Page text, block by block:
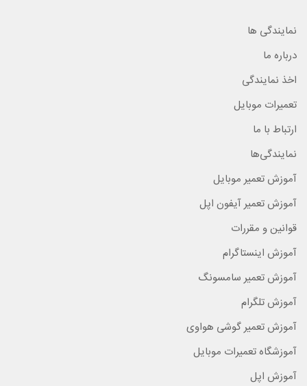
نمایندگی ها
درباره ما
اخذ نمایندگی
تعمیرات موبایل
ارتباط با ما
نمایندگی‌ها
آموزش تعمیر موبایل
آموزش تعمیر آیفون اپل
قوانین و مقررات
آموزش اینستاگرام
آموزش تعمیر سامسونگ
آموزش تلگرام
آموزش تعمیر گوشی هواوی
آموزشگاه تعمیرات موبایل
آموزش اپل